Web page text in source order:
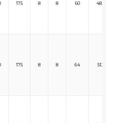
175 8 8 60 482
175 8 8 64 512